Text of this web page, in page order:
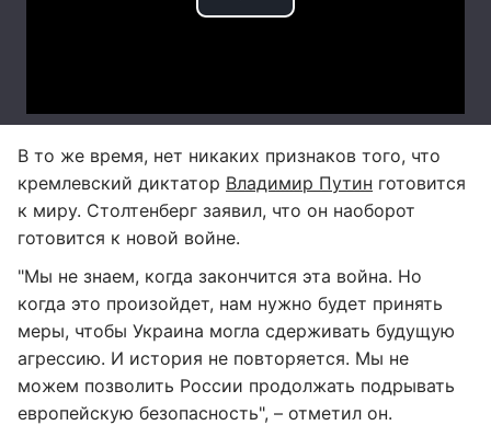
В то же время, нет никаких признаков того, что
кремлевский диктатор Владимир Путин готовится
к миру. Столтенберг заявил, что он наоборот
готовится к новой войне.
"Мы не знаем, когда закончится эта война. Но
когда это произойдет, нам нужно будет принять
меры, чтобы Украина могла сдерживать будущую
агрессию. И история не повторяется. Мы не
можем позволить России продолжать подрывать
европейскую безопасность", – отметил он.